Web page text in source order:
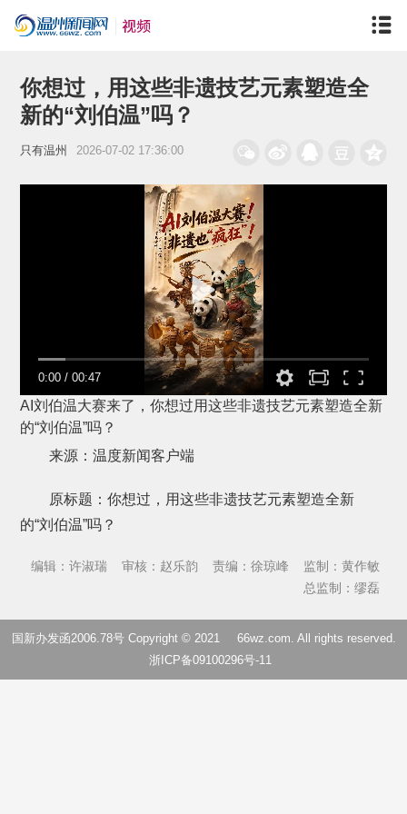
你想过，用这些非遗技艺元素塑造全
新的“刘伯温”吗？
只有温州 2026-07-02 17:36:00
0:00 /00:47
AI刘伯温大赛来了，你想过用这些非遗技艺元素塑造全新
的“刘伯温”吗？
来源：温度新闻客户端
原标题：你想过，用这些非遗技艺元素塑造全新
的“刘伯温”吗？
编辑：许淑瑞 审核：赵乐韵 责编：徐琼峰
监制：黄作敏
总监制：缪磊
国新办发函2006.78号 Copyright © 2021 66wz.com. All rights reserved.
浙ICP备09100296号-11